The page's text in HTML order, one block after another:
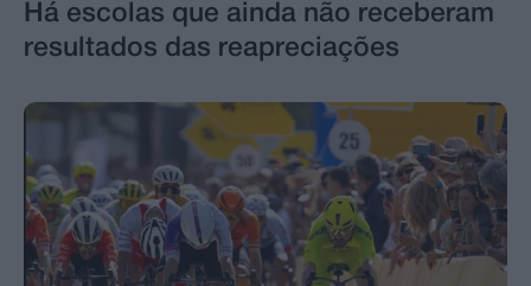
Há escolas que ainda não receberam
resultados das reapreciações